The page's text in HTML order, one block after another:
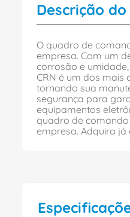
Descrição
O quadro de
empresa. Com um
corrosão e
CRN é um dos
tornando sua
segurança para
equipamentos
quadro de
empresa. Adquira